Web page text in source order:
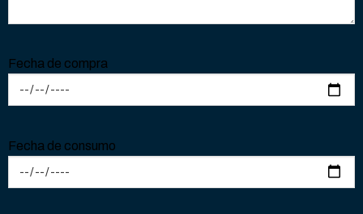
Fecha de compra
Fecha de consumo